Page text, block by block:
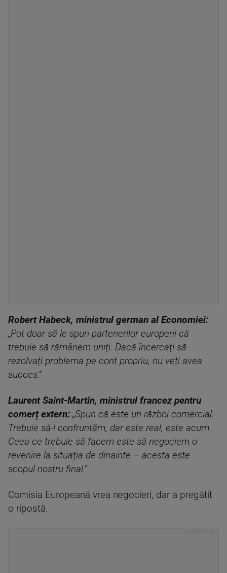
Robert Habeck, ministrul german al Economiei:
„Pot doar să le spun partenerilor europeni că
trebuie să rămânem uniți. Dacă încercați să
rezolvați problema pe cont propriu, nu veți avea
succes.”
Laurent Saint-Martin, ministrul francez pentru
comerț extern: „Spun că este un război comercial.
Trebuie să-l confruntăm, dar este real, este acum.
Ceea ce trebuie să facem este să negociem o
revenire la situația de dinainte – acesta este
scopul nostru final.”
Comisia Europeană vrea negocieri, dar a pregătit
o ripostă.